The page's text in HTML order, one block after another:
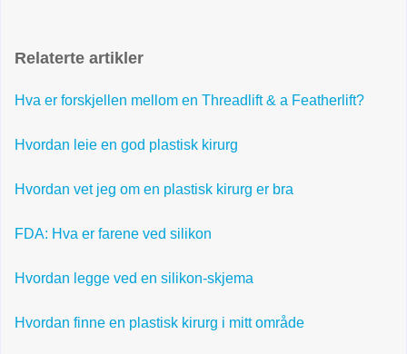
Relaterte artikler
Hva er forskjellen mellom en Threadlift & a Featherlift?
Hvordan leie en god plastisk kirurg
Hvordan vet jeg om en plastisk kirurg er bra
FDA: Hva er farene ved silikon
Hvordan legge ved en silikon-skjema
Hvordan finne en plastisk kirurg i mitt område